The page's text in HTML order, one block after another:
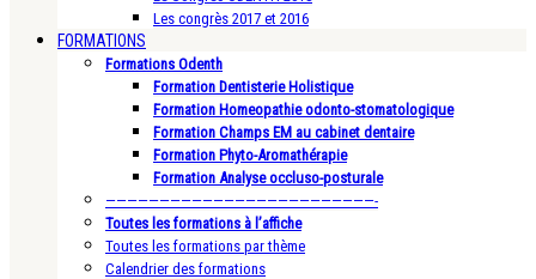
Les congrès 2017 et 2016
FORMATIONS
Formations Odenth
Formation Dentisterie Holistique
Formation Homeopathie odonto-stomatologique
Formation Champs EM au cabinet dentaire
Formation Phyto-Aromathérapie
Formation Analyse occluso-posturale
—————————————————————————-
Toutes les formations à l’affiche
Toutes les formations par thème
Calendrier des formations